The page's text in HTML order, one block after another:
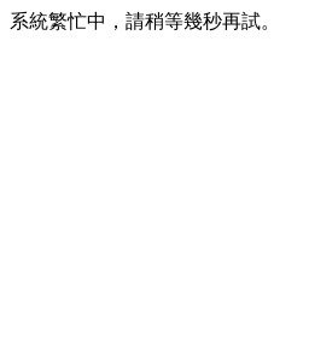
系統繁忙中，請稍等幾秒再試。